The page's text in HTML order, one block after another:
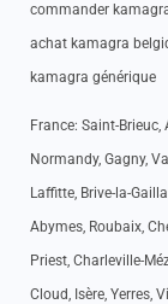
commander
achat kamagra
kamagra générique
France: Saint-Brieuc,
Normandy, Gagny,
Laffitte, Brive-la-
Abymes, Roubaix,
Priest, Charleville-
Cloud, Isère, Yerres,